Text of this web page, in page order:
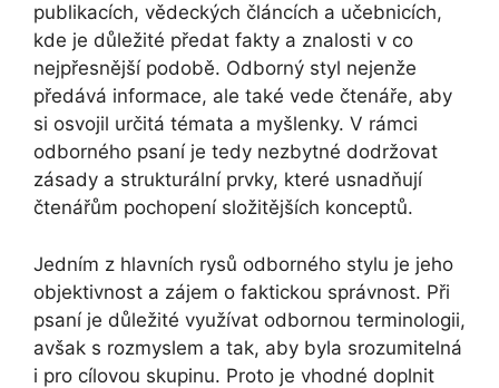
publikacích, vědeckých článcích a učebnicích,
kde je důležité předat fakty a znalosti v co
nejpřesnější podobě. Odborný styl nejenže
předává informace, ale také vede čtenáře, aby
si osvojil určitá témata a myšlenky. V rámci
odborného psaní je tedy nezbytné dodržovat
zásady a strukturální prvky, které usnadňují
čtenářům pochopení složitějších konceptů.
Jedním z hlavních rysů odborného stylu je jeho
objektivnost a zájem o faktickou správnost. Při
psaní je důležité využívat odbornou terminologii,
avšak s rozmyslem a tak, aby byla srozumitelná
i pro cílovou skupinu. Proto je vhodné doplnit